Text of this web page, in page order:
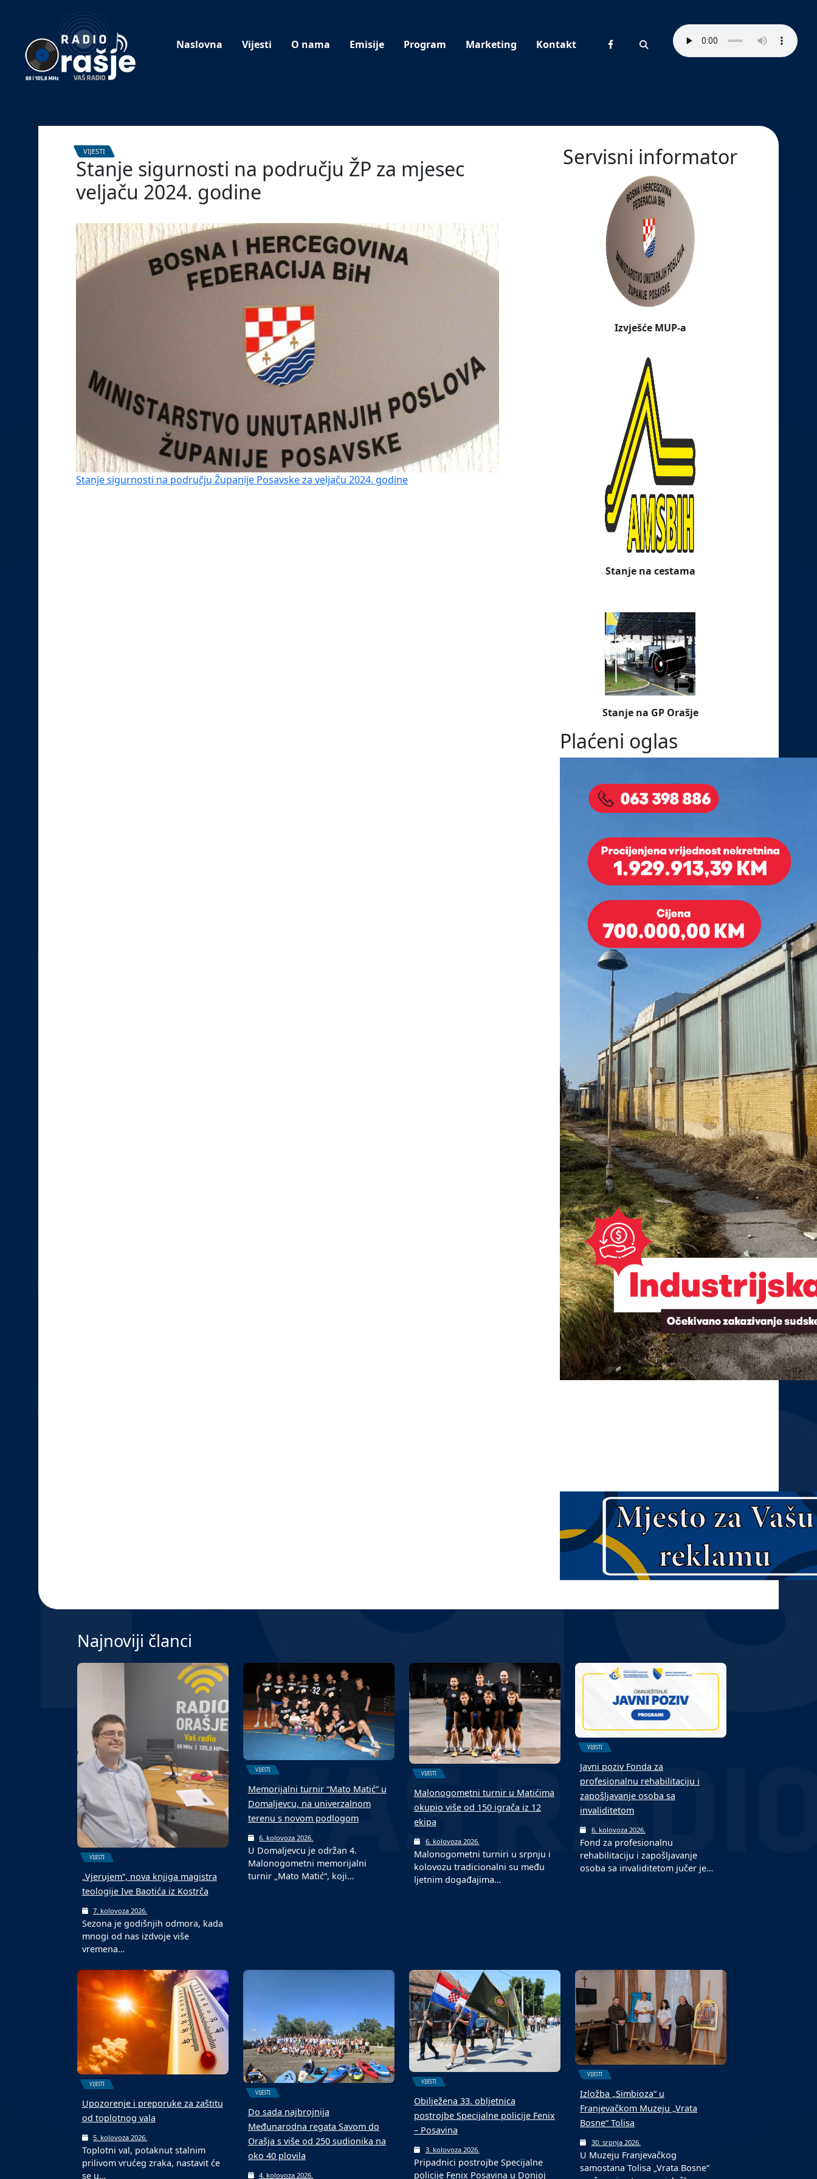
website!
Naslovna Vijesti O nama Emisije Program Marketing Kontakt
VIJESTI
Stanje sigurnosti na području ŽP za mjesec
veljaču 2024. godine
Stanje sigurnosti na području Županije Posavske za veljaču 2024. godine
Servisni informator
Izvješće MUP-a
Stanje na cestama
Stanje na GP Orašje
Plaćeni oglas
Najnoviji članci
VIJESTI
„Vjerujem“, nova knjiga magistra
teologije Ive Baotića iz Kostrča
7. kolovoza 2026.
Sezona je godišnjih odmora, kada
mnogi od nas izdvoje više
vremena…
VIJESTI
Memorijalni turnir “Mato Matić” u
Domaljevcu, na univerzalnom
terenu s novom podlogom
6. kolovoza 2026.
U Domaljevcu je održan 4.
Malonogometni memorijalni
turnir „Mato Matić“, koji…
VIJESTI
Malonogometni turnir u Matićima
okupio više od 150 igrača iz 12
ekipa
6. kolovoza 2026.
Malonogometni turniri u srpnju i
kolovozu tradicionalni su među
ljetnim događajima…
VIJESTI
Javni poziv Fonda za
profesionalnu rehabilitaciju i
zapošljavanje osoba sa
invaliditetom
6. kolovoza 2026.
Fond za profesionalnu
rehabilitaciju i zapošljavanje
osoba sa invaliditetom jučer je…
VIJESTI
Upozorenje i preporuke za zaštitu
od toplotnog vala
5. kolovoza 2026.
Toplotni val, potaknut stalnim
prilivom vrućeg zraka, nastavit će
se u…
VIJESTI
Do sada najbrojnija
Međunarodna regata Savom do
Orašja s više od 250 sudionika na
oko 40 plovila
4. kolovoza 2026.
VIJESTI
Obilježena 33. obljetnica
postrojbe Specijalne policije Fenix
– Posavina
3. kolovoza 2026.
Pripadnici postrojbe Specijalne
policije Fenix Posavina u Donjoj
VIJESTI
Izložba „Simbioza“ u
Franjevačkom Muzeju „Vrata
Bosne“ Tolisa
30. srpnja 2026.
U Muzeju Franjevačkog
samostana Tolisa „Vrata Bosne“